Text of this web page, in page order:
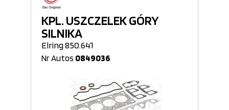
KPL. USZCZELEK GÓRY
SILNIKA
Elring 850.641
Nr Autos 0849036